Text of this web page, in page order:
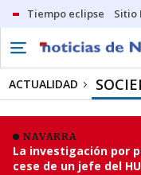
Tiempo eclipse Sitio
ACTUALIDAD
NAVARRA
La investigación por
cese de un jefe del